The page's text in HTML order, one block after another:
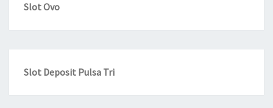
Slot Ovo
Slot Deposit Pulsa Tri